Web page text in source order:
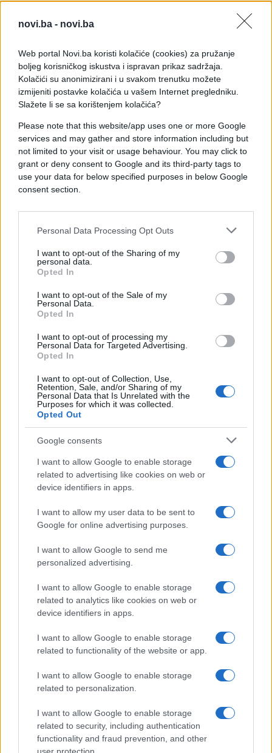
novi.ba - novi.ba
Web portal Novi.ba koristi kolačiće (cookies) za pružanje
boljeg korisničkog iskustva i ispravan prikaz sadržaja.
Kolačići su anonimizirani i u svakom trenutku možete
izmijeniti postavke kolačića u vašem Internet pregledniku.
Slažete li se sa korištenjem kolačića?
Please note that this website/app uses one or more Google
services and may gather and store information including but
not limited to your visit or usage behaviour. You may click to
grant or deny consent to Google and its third-party tags to
use your data for below specified purposes in below Google
consent section.
Personal Data Processing Opt Outs
I want to opt-out of the Sharing of my
personal data.
Opted In
I want to opt-out of the Sale of my
Personal Data.
Opted In
I want to opt-out of processing my
Personal Data for Targeted Advertising.
Opted In
I want to opt-out of Collection, Use,
Retention, Sale, and/or Sharing of my
Personal Data that Is Unrelated with the
Purposes for which it was collected.
Opted Out
Google consents
I want to allow Google to enable storage
related to advertising like cookies on web or
device identifiers in apps.
I want to allow my user data to be sent to
Google for online advertising purposes.
I want to allow Google to send me
personalized advertising.
I want to allow Google to enable storage
related to analytics like cookies on web or
device identifiers in apps.
I want to allow Google to enable storage
related to functionality of the website or app.
I want to allow Google to enable storage
related to personalization.
I want to allow Google to enable storage
related to security, including authentication
functionality and fraud prevention, and other
Javnost će biti naknadno obavještena o početku
preusmjeravanja saobraćaja preko novog mosta i
granice.
Na ovaj način Ministarstvo sigurnosti BiH navodi
da je ispunilo sve obaveze iz svoje nadležnosti i
putnika preko granice Bosne i Hercegovine, uz
unapređenje protočnosti saobraćaja i smanjenje
zadržavanja na graničnim prijelazima.
(Vijesti.ba)
#Ministarstvo sigurnosti Bosne i
#most u Gradišci